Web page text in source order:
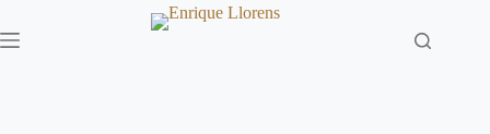
contenido